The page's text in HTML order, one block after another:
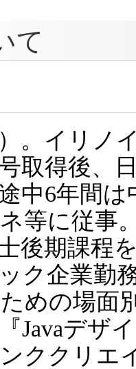
て
。イリノ
取得後、
中6年間
等に従事
後期課程
ク企業勤
めの場面
Javaデザ
ンククリエ